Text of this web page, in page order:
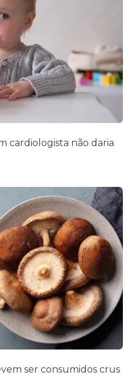
cardiologista não daria
ser consumidos crus